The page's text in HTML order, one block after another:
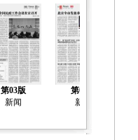
第03版
新闻
第04版
新闻